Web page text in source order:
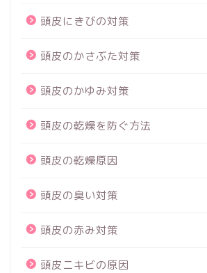
頭皮にきびの対策
頭皮のかさぶた対策
頭皮のかゆみ対策
頭皮の乾燥を防ぐ方法
頭皮の乾燥原因
頭皮の臭い対策
頭皮の赤み対策
頭皮ニキビの原因